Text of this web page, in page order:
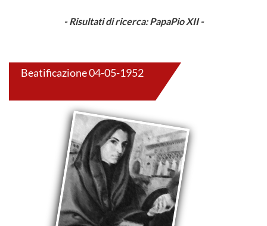
- Risultati di ricerca: PapaPio XII -
Beatificazione 04-05-1952